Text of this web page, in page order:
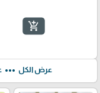
add_shopping_cart
عرض الكل more_horiz